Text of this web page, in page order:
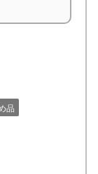
品